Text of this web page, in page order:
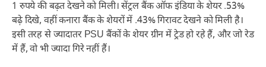
1 रुपये की बढ़त देखने को मिली। सेंट्रल बैंक ऑफ इंडिया के शेयर .53%
बढ़े दिखे, वहीं कनारा बैंक के शेयरों में .43% गिरावट देखने को मिली है।
इसी तरह से ज्यादातर PSU बैंकों के शेयर ग्रीन में ट्रेड हो रहे हैं, और जो रेड
में हैं, वो भी ज्यादा गिरे नहीं हैं।